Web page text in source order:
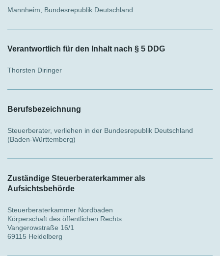
Mannheim, Bundesrepublik Deutschland
Verantwortlich für den Inhalt nach § 5 DDG
Thorsten Diringer
Berufsbezeichnung
Steuerberater, verliehen in der Bundesrepublik Deutschland
(Baden-Württemberg)
Zuständige Steuerberaterkammer als
Aufsichtsbehörde
Steuerberaterkammer Nordbaden
Körperschaft des öffentlichen Rechts
Vangerowstraße 16/1
69115 Heidelberg